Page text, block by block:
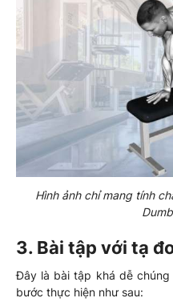
Hình ảnh chỉ mang tính
3. Bài tập với tạ
Đây là bài tập khá dễ
bước thực hiện như sau: